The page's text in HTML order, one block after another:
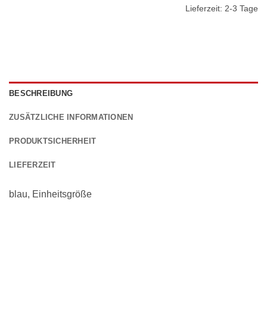
Lieferzeit: 2-3 Tage
BESCHREIBUNG
ZUSÄTZLICHE INFORMATIONEN
PRODUKTSICHERHEIT
LIEFERZEIT
blau, Einheitsgröße